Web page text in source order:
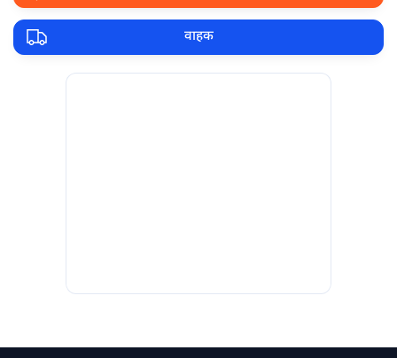
वाहक